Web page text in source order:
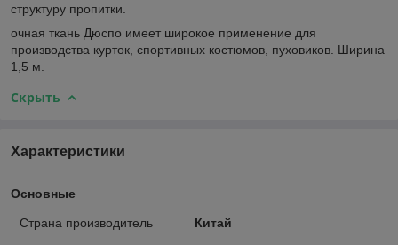
структуру пропитки.
очная ткань Дюспо имеет широкое применение для
производства курток, спортивных костюмов, пуховиков. Ширина
1,5 м.
Скрыть
Характеристики
Основные
Страна производитель
Китай